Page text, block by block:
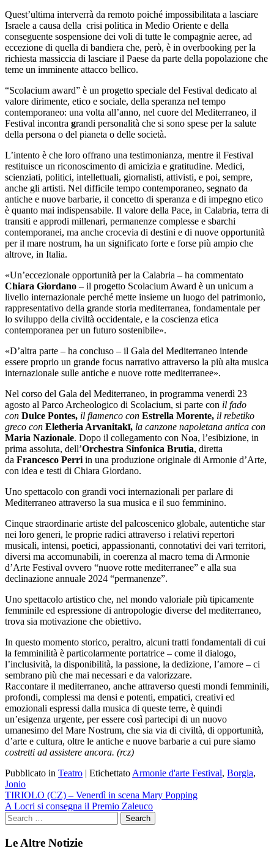
Quest’ultima interverrà da remoto poiché impossibilitata a lasciare
Israele a causa della crisi politica in Medio Oriente e della
conseguente sospensione dei voli di tutte le compagnie aeree, ad
eccezione di quella di bandiera che, però, è in overbooking per la
richiesta massiccia di lasciare il Paese da parte della popolazione che
teme un imminente attacco bellico.
“Scolacium award” è un progetto speciale del Festival dedicato al
valore dirimente, etico e sociale, della speranza nel tempo
contemporaneo: una volta all’anno, nel cuore del Mediterraneo, il
Festival incontra grandi personalità che si sono spese per la salute
della persona o del pianeta o delle società.
L’intento è che loro offrano una testimonianza, mentre il Festival
restituisce un riconoscimento di amicizia e gratitudine. Medici,
scienziati, politici, intellettuali, giornalisti, attivisti, e poi, sempre,
anche gli artisti. Nel difficile tempo contemporaneo, segnato da
antiche e nuove barbarie, il concetto di speranza e di impegno etico
è quanto mai indispensabile. Il valore della Pace, in Calabria, terra di
transiti e approdi millenari, permanenze complesse e sbarchi
contemporanei, ma anche crocevia di destini e di nuove opportunità
per il mare nostrum, ha un significato forte e forse più ampio che
altrove, in Italia.
«Un’eccezionale opportunità per la Calabria – ha commentato
Chiara Giordano – il progetto Scolacium Award è un unicum a
livello internazionale perché mette insieme un luogo del patrimonio,
rappresentativo della grande storia mediterranea, fondamentale per
lo sviluppo della civiltà occidentale, e la coscienza etica
contemporanea per un futuro sostenibile».
«D’altra parte – ha concluso – il Gala del Mediterraneo intende
essere proprio un grande focus narrativo attraverso la più alta musica
internazionale sulle antiche e nuove rotte mediterranee».
Nel corso del Gala del Mediterraneo, in programma venerdì 23
agosto al Parco Archeologico di Scolacium, si parte con il fado
con Dulce Pontes, il flamenco con Estrella Morente, il rebetiko
greco con Eletheria Arvanitakī, la canzone napoletana antica con
Maria Nazionale. Dopo il collegamento con Noa, l’esibizione, in
prima assoluta, dell’Orchestra Sinfonica Brutia, diretta
da Francesco Perriin una produzione originale di Armonie d’Arte,
con idea e testi di Chiara Giordano.
Uno spettacolo con grandi voci internazionali per parlare di
Mediterraneo attraverso la sua musica e il suo femminino.
Cinque straordinarie artiste del palcoscenico globale, autentiche star
nei loro generi, le proprie radici attraverso i relativi repertori
musicali, intensi, poetici, appassionanti, connotativi dei vari territori,
diversi ma accomunabili, in coerenza al macro tema di Armonie
d’Arte Festival ovvero “nuove rotte mediterranee” e alla sua
declinazione annuale 2024 “permanenze”.
Uno spettacolo artistico che, nel mondo valoriale più tipicamente
femminile ed espressione di antropologie diverse del mediterraneo,
trova sia motivazione che obiettivo.
In questo momento storico, peraltro, alcuni tratti fondamentali di cui
la femminilità è particolarmente portatrice – come il dialogo,
l’inclusività, la disponibilità, la passione, la dedizione, l’amore – ci
sembrano più che mai necessari e da valorizzare.
Raccontare il mediterraneo, anche attraverso questi mondi femminili,
profondi, complessi ma densi e potenti, empatici, creativi ed
emozionali espressi dalla musica di queste terre, è quindi
un’esigenza urgente, per essere così partecipi di un nuovo
umanesimo del Mare Nostrum, che sia via di civiltà, di opportunità,
d’arte e cultura, oltre le antiche e nuove barbarie a cui pure siamo
costretti ad assistere ancora. (rcz)
Pubblicato in Teatro | EtichettatoArmonie d'arte Festival, Borgia,
Jonio
Navigazione
articoli
TIRIOLO (CZ) – Venerdì in scena Mary Popping
A Locri si consegna il Premio Zaleuco
Le Altre Notizie